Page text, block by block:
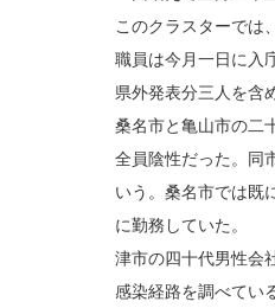
このクラスターでは
職員は今月一日に入
県外発表分三人を含
桑名市と亀山市の二
全員陰性だった。同
いう。桑名市では既
に勤務していた。
津市の四十代男性会
感染経路を調べてい